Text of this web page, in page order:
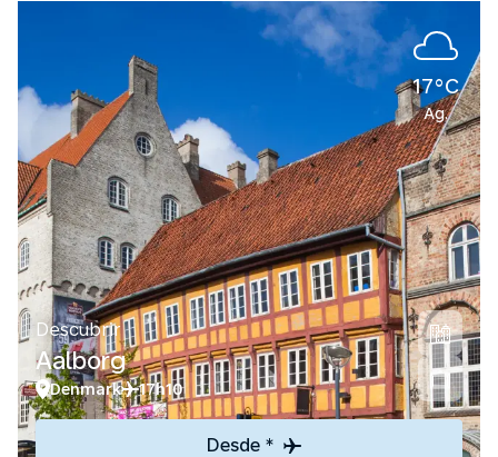
17°C
Ag.
Descubrir
Aalborg
Denmark 17h10
Desde *